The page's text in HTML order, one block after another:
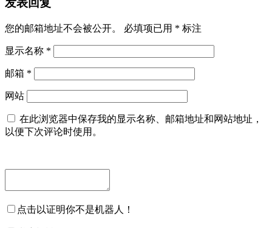
发表回复
您的邮箱地址不会被公开。 必填项已用 * 标注
显示名称 *
邮箱 *
网站
在此浏览器中保存我的显示名称、邮箱地址和网站地址，
以便下次评论时使用。
点击以证明你不是机器人！